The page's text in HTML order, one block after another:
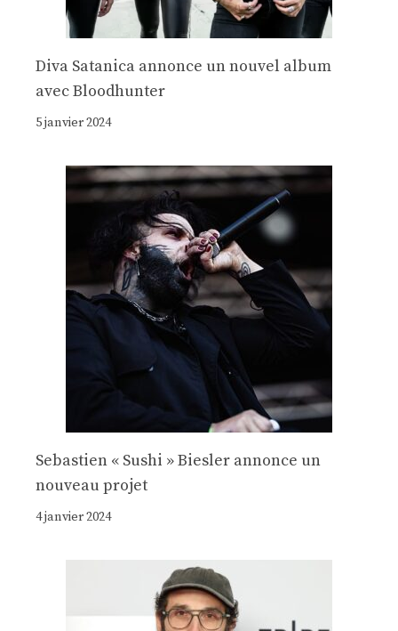
Diva Satanica annonce un nouvel album
avec Bloodhunter
5 janvier 2024
Sebastien « Sushi » Biesler annonce un
nouveau projet
4 janvier 2024